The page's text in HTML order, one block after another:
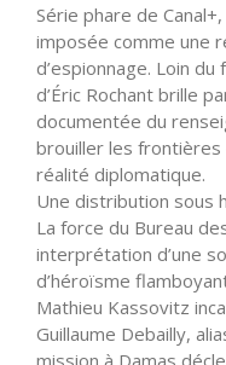
Série phare de
imposée comme une
d’espionnage. Loin
d’Éric Rochant brille
documentée du
brouiller les
réalité diplomatique.
Une distribution sous
La force du Bureau
interprétation d’une
d’héroïsme
Mathieu Kassovitz
Guillaume Debailly,
mission à Damas